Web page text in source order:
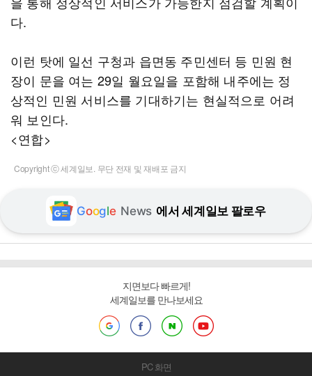
다.
이런 탓에 일선 구청과 읍면동 주민센터 등 민원 현
장이 문을 여는 29일 월요일을 포함해 내주에는 정
상적인 민원 서비스를 기대하기는 현실적으로 어려
워 보인다.
<연합>
Copyright ⓒ 세계일보. 무단 전재 및 재배포 금지
Google News 에서 세계일보 팔로우
지면보다 빠르게!
세계일보를 만나보세요
PC 화면